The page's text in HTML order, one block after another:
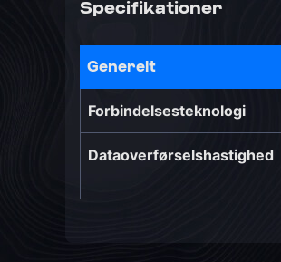
Specifikationer
Generelt
Forbindelsesteknologi
Dataoverførselshastighed